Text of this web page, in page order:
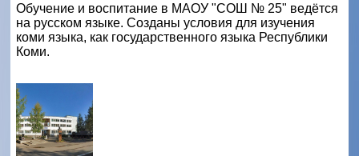
Обучение и воспитание в МАОУ "СОШ № 25" ведётся
на русском языке. Созданы условия для изучения
коми языка, как государственного языка Республики
Коми.